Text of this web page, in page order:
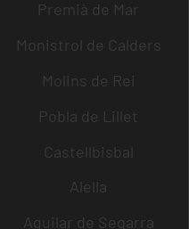
Premià de Mar
Monistrol de Calders
Molins de Rei
Pobla de Lillet
Castellbisbal
Alella
Aguilar de Segarra